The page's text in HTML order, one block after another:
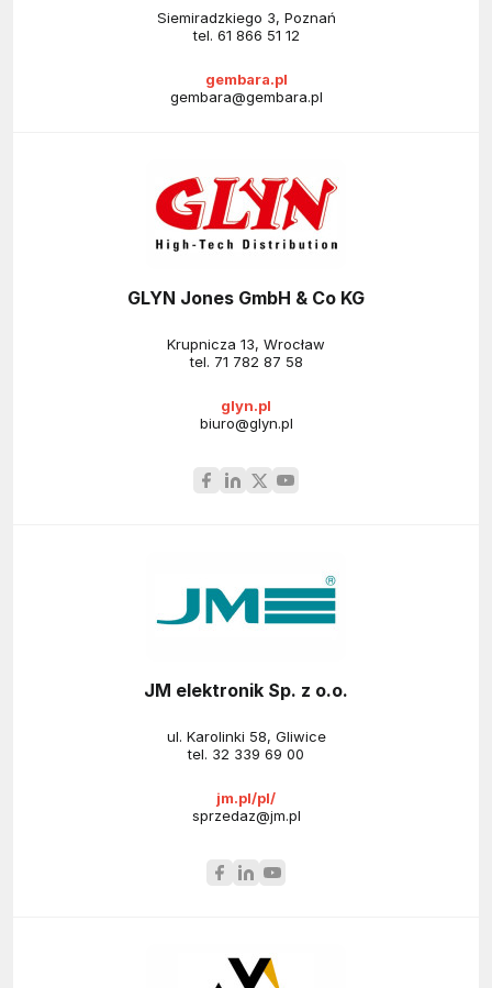
Siemiradzkiego 3, Poznań
tel. 61 866 51 12
gembara.pl
gembara@gembara.pl
GLYN Jones GmbH & Co KG
Krupnicza 13, Wrocław
tel. 71 782 87 58
glyn.pl
biuro@glyn.pl
JM elektronik Sp. z o.o.
ul. Karolinki 58, Gliwice
tel. 32 339 69 00
jm.pl/pl/
sprzedaz@jm.pl